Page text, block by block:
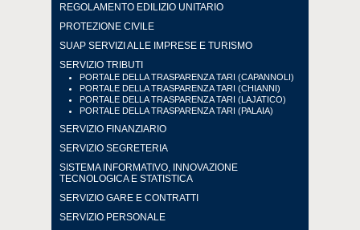
REGOLAMENTO EDILIZIO UNITARIO
PROTEZIONE CIVILE
SUAP SERVIZI ALLE IMPRESE E TURISMO
SERVIZIO TRIBUTI
PORTALE DELLA TRASPARENZA TARI (CAPANNOLI)
PORTALE DELLA TRASPARENZA TARI (CHIANNI)
PORTALE DELLA TRASPARENZA TARI (LAJATICO)
PORTALE DELLA TRASPARENZA TARI (PALAIA)
SERVIZIO FINANZIARIO
SERVIZIO SEGRETERIA
SISTEMA INFORMATIVO, INNOVAZIONE
TECNOLOGICA E STATISTICA
SERVIZIO GARE E CONTRATTI
SERVIZIO PERSONALE